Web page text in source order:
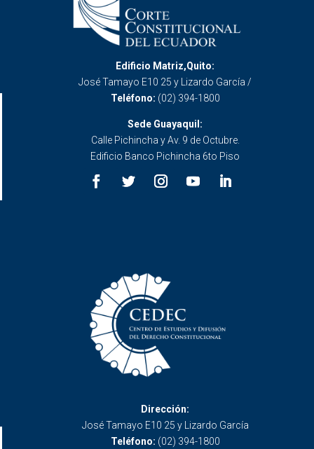
Edificio Matriz,Quito:
José Tamayo E10 25 y Lizardo García /
Teléfono: (02) 394-1800
Sede Guayaquil:
Calle Pichincha y Av. 9 de Octubre.
Edificio Banco Pichincha 6to Piso
Dirección:
José Tamayo E10 25 y Lizardo García
Teléfono: (02) 394-1800